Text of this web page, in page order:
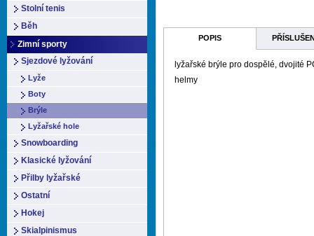
Stolní tenis
Běh
Zimní sporty
Sjezdové lyžování
Lyže
Boty
Brýle
Lyžařské hole
Snowboarding
Klasické lyžování
Přilby lyžařské
Ostatní
Hokej
Skialpinismus
POPIS
lyžařské brýle pro dospělé, dvojité
helmy